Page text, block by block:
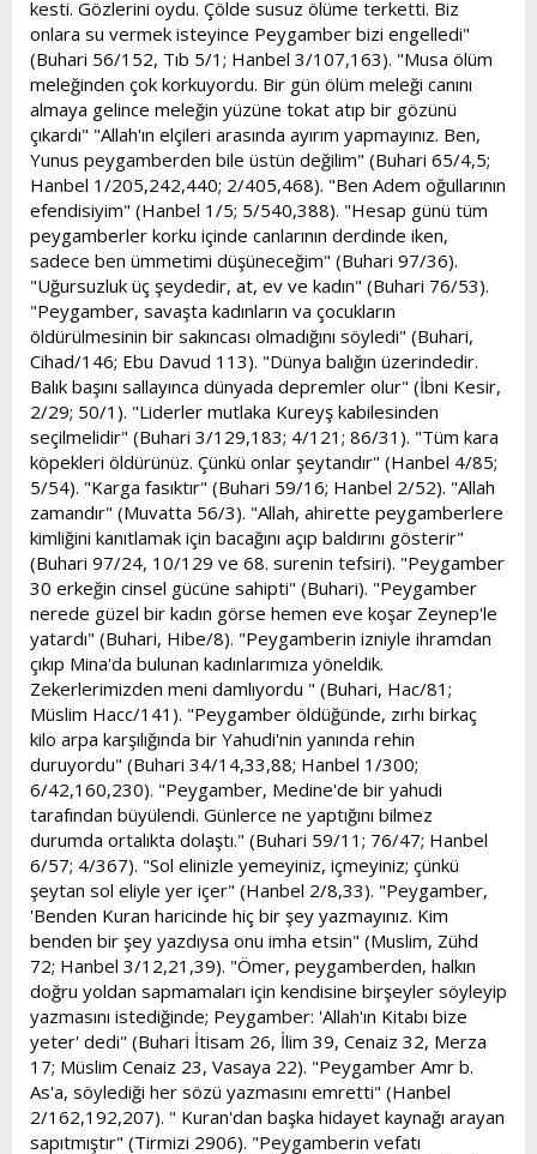
kesti. Gözlerini oydu. Çölde susuz ölüme terketti. Biz
onlara su vermek isteyince Peygamber bizi engelledi"
(Buhari 56/152, Tıb 5/1; Hanbel 3/107,163). "Musa ölüm
meleğinden çok korkuyordu. Bir gün ölüm meleği canını
almaya gelince meleğin yüzüne tokat atıp bir gözünü
çıkardı" "Allah'ın elçileri arasında ayırım yapmayınız. Ben,
Yunus peygamberden bile üstün değilim" (Buhari 65/4,5;
Hanbel 1/205,242,440; 2/405,468). "Ben Adem oğullarının
efendisiyim" (Hanbel 1/5; 5/540,388). "Hesap günü tüm
peygamberler korku içinde canlarının derdinde iken,
sadece ben ümmetimi düşüneceğim" (Buhari 97/36).
"Uğursuzluk üç şeydedir, at, ev ve kadın" (Buhari 76/53).
"Peygamber, savaşta kadınların va çocukların
öldürülmesinin bir sakıncası olmadığını söyledi" (Buhari,
Cihad/146; Ebu Davud 113). "Dünya balığın üzerindedir.
Balık başını sallayınca dünyada depremler olur" (İbni Kesir,
2/29; 50/1). "Liderler mutlaka Kureyş kabilesinden
seçilmelidir" (Buhari 3/129,183; 4/121; 86/31). "Tüm kara
köpekleri öldürünüz. Çünkü onlar şeytandır" (Hanbel 4/85;
5/54). "Karga fasıktır" (Buhari 59/16; Hanbel 2/52). "Allah
zamandır" (Muvatta 56/3). "Allah, ahirette peygamberlere
kimliğini kanıtlamak için bacağını açıp baldırını gösterir"
(Buhari 97/24, 10/129 ve 68. surenin tefsiri). "Peygamber
30 erkeğin cinsel gücüne sahipti" (Buhari). "Peygamber
nerede güzel bir kadın görse hemen eve koşar Zeynep'le
yatardı" (Buhari, Hibe/8). "Peygamberin izniyle ihramdan
çıkıp Mina'da bulunan kadınlarımıza yöneldik.
Zekerlerimizden meni damlıyordu " (Buhari, Hac/81;
Müslim Hacc/141). "Peygamber öldüğünde, zırhı birkaç
kilo arpa karşılığında bir Yahudi'nin yanında rehin
duruyordu" (Buhari 34/14,33,88; Hanbel 1/300;
6/42,160,230). "Peygamber, Medine'de bir yahudi
tarafından büyülendi. Günlerce ne yaptığını bilmez
durumda ortalıkta dolaştı." (Buhari 59/11; 76/47; Hanbel
6/57; 4/367). "Sol elinizle yemeyiniz, içmeyiniz; çünkü
şeytan sol eliyle yer içer" (Hanbel 2/8,33). "Peygamber,
'Benden Kuran haricinde hiç bir şey yazmayınız. Kim
benden bir şey yazdıysa onu imha etsin" (Muslim, Zühd
72; Hanbel 3/12,21,39). "Ömer, peygamberden, halkın
doğru yoldan sapmamaları için kendisine birşeyler söyleyip
yazmasını istediğinde; Peygamber: 'Allah'ın Kitabı bize
yeter' dedi" (Buhari İtisam 26, İlim 39, Cenaiz 32, Merza
17; Müslim Cenaiz 23, Vasaya 22). "Peygamber Amr b.
As'a, söylediği her sözü yazmasını emretti" (Hanbel
2/162,192,207). " Kuran'dan başka hidayet kaynağı arayan
sapıtmıştır" (Tirmizi 2906). "Peygamberin vefatı